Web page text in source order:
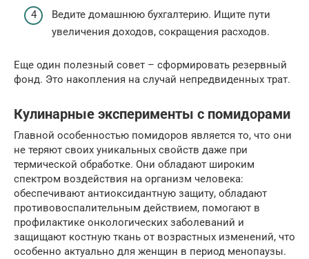
Ведите домашнюю бухгалтерию. Ищите пути
увеличения доходов, сокращения расходов.
Еще один полезный совет – сформировать резервный
фонд. Это накопления на случай непредвиденных трат.
Кулинарные эксперименты с помидорами
Главной особенностью помидоров является то, что они
не теряют своих уникальных свойств даже при
термической обработке. Они обладают широким
спектром воздействия на организм человека:
обеспечивают антиоксидантную защиту, обладают
противовоспалительным действием, помогают в
профилактике онкологических заболеваний и
защищают костную ткань от возрастных изменений, что
особенно актуально для женщин в период менопаузы.